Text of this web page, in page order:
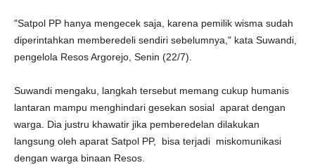
"Satpol PP hanya mengecek saja, karena pemilik wisma sudah
diperintahkan memberedeli sendiri sebelumnya," kata Suwandi,
pengelola Resos Argorejo, Senin (22/7).
Suwandi mengaku, langkah tersebut memang cukup humanis
lantaran mampu menghindari gesekan sosial aparat dengan
warga. Dia justru khawatir jika pemberedelan dilakukan
langsung oleh aparat Satpol PP, bisa terjadi miskomunikasi
dengan warga binaan Resos.